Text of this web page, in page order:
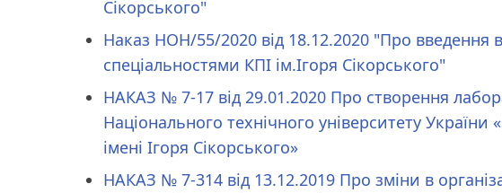
Сікорського"
Наказ НОН/55/2020 від 18.12.2020 "Про введення
спеціальностями КПІ ім.Ігоря Сікорського"
НАКАЗ № 7-17 від 29.01.2020 Про створення
Національного технічного університету України
імені Ігоря Сікорського»
НАКАЗ № 7-314 від 13.12.2019 Про зміни в